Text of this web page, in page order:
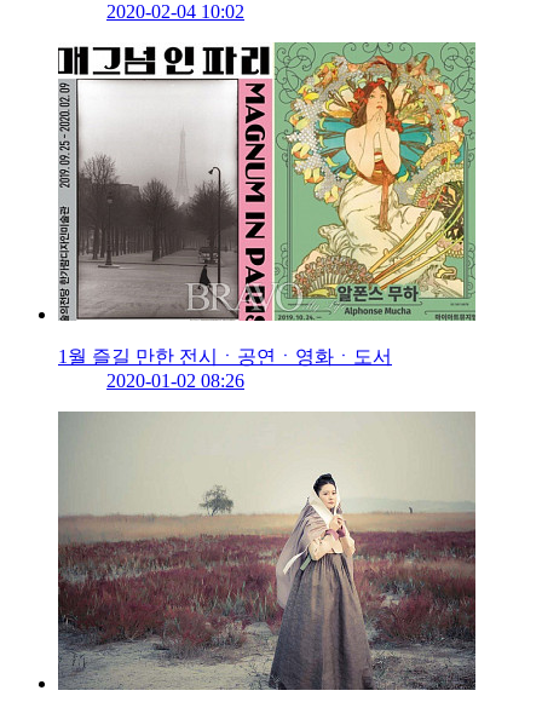
2020-02-04 10:02
1월 즐길 만한 전시ㆍ공연ㆍ영화ㆍ도서
2020-01-02 08:26